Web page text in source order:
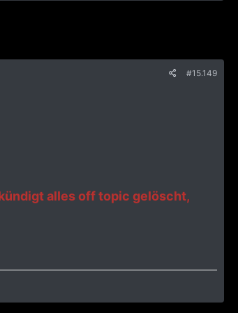
#15.149
alles off topic gelöscht,